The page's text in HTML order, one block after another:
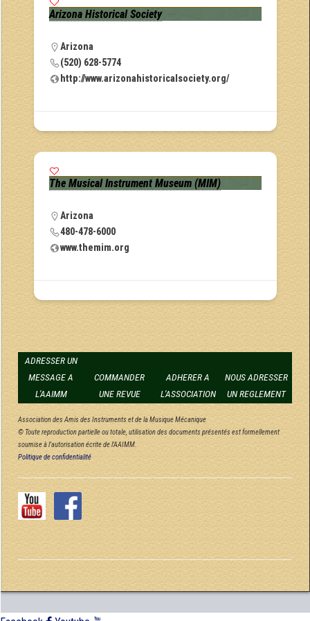
Arizona Historical Society
Arizona
(520) 628-5774
http://www.arizonahistoricalsociety.org/
The Musical Instrument Museum (MIM)
Arizona
480-478-6000
www.themim.org
ADRESSER UN
MESSAGE A
L'AAIMM
COMMANDER
UNE REVUE
ADHERER A
L'ASSOCIATION
NOUS ADRESSER
UN REGLEMENT
Association des Amis des Instruments et de la Musique Mécanique
© Toute reproduction partielle ou totale, utilisation des documents présentés est formellement
soumise à l'autorisation écrite de l'AAIMM.
Politique de confidentialité